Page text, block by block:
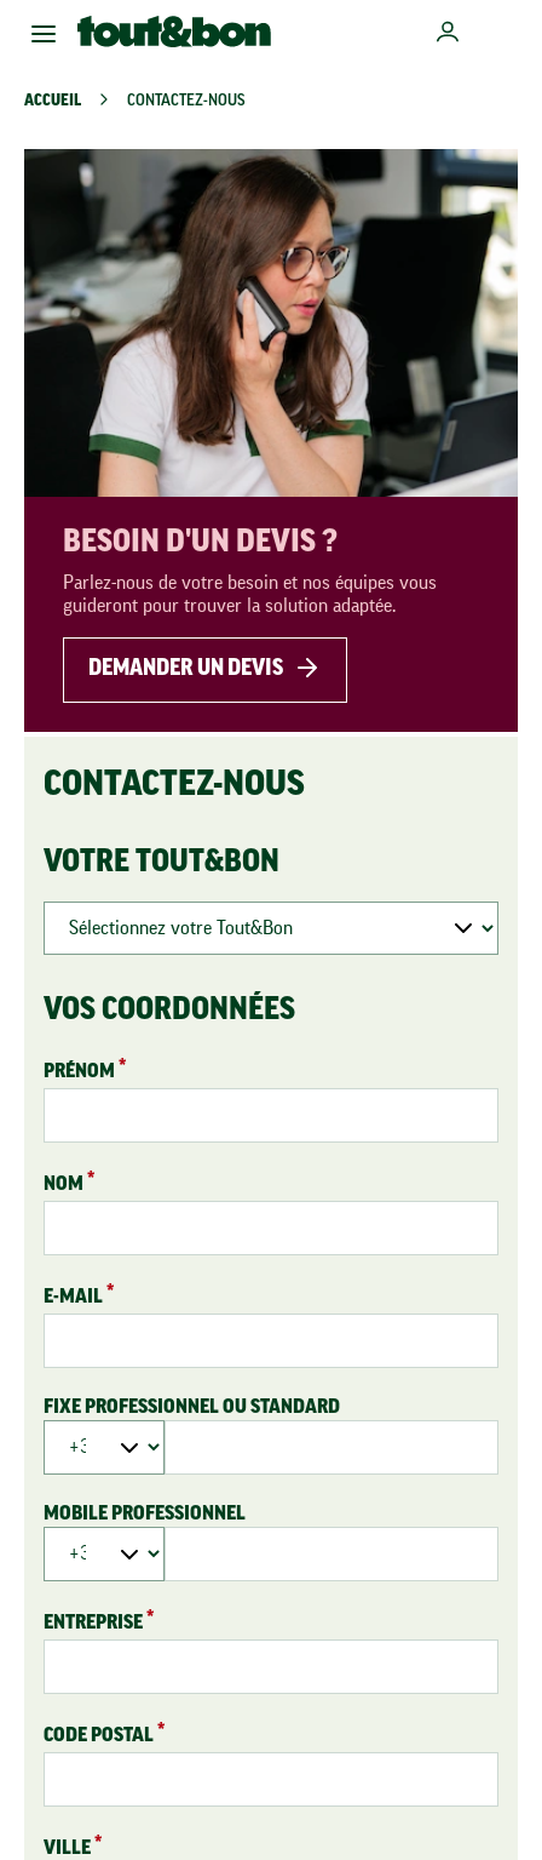
ACCUEIL CONTACTEZ-NOUS
BESOIN D'UN DEVIS ?
Parlez-nous de votre besoin et nos équipes vous
guideront pour trouver la solution adaptée.
DEMANDER UN DEVIS
CONTACTEZ-NOUS
VOTRE TOUT&BON
VOS COORDONNÉES
PRÉNOM
NOM
E-MAIL
FIXE PROFESSIONNEL OU STANDARD
MOBILE PROFESSIONNEL
ENTREPRISE
CODE POSTAL
VILLE